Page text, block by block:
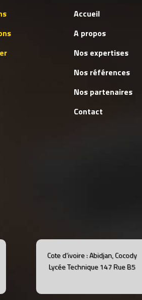
Accueil
A propos
Nos expertises
Nos références
Nos partenaires
Contact
Cote d’ivoire : Abidjan, Cocody
Lycée Technique 147 Rue B5